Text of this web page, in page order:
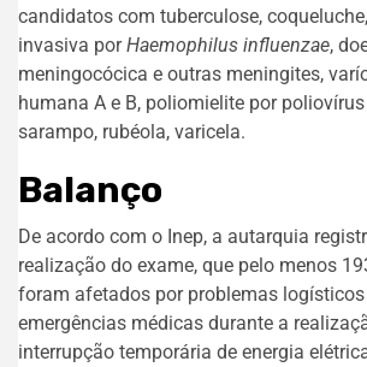
candidatos com tuberculose,
invasiva porHaemophilus influenzae,
meningocócica e outras meningites,
humana A e B, poliomielite por
sarampo, rubéola, varicela.
Balanço
De acordo com o Inep, a autarquia
realização do exame, que pelo menos
foram afetados por problemas
emergências médicas durante a
interrupção temporária de energia